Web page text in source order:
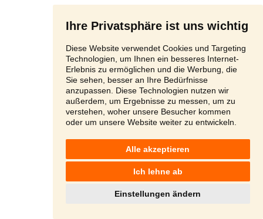
Ihre Privatsphäre ist uns wichtig
Diese Website verwendet Cookies und Targeting
Technologien, um Ihnen ein besseres Internet-
Erlebnis zu ermöglichen und die Werbung, die
Sie sehen, besser an Ihre Bedürfnisse
anzupassen. Diese Technologien nutzen wir
außerdem, um Ergebnisse zu messen, um zu
verstehen, woher unsere Besucher kommen
oder um unsere Website weiter zu entwickeln.
Alle akzeptieren
Ich lehne ab
Einstellungen ändern